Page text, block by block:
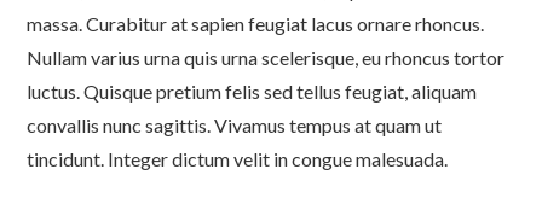
massa. Curabitur at sapien feugiat lacus ornare rhoncus.
Nullam varius urna quis urna scelerisque, eu rhoncus tortor
luctus. Quisque pretium felis sed tellus feugiat, aliquam
convallis nunc sagittis. Vivamus tempus at quam ut
tincidunt. Integer dictum velit in congue malesuada.